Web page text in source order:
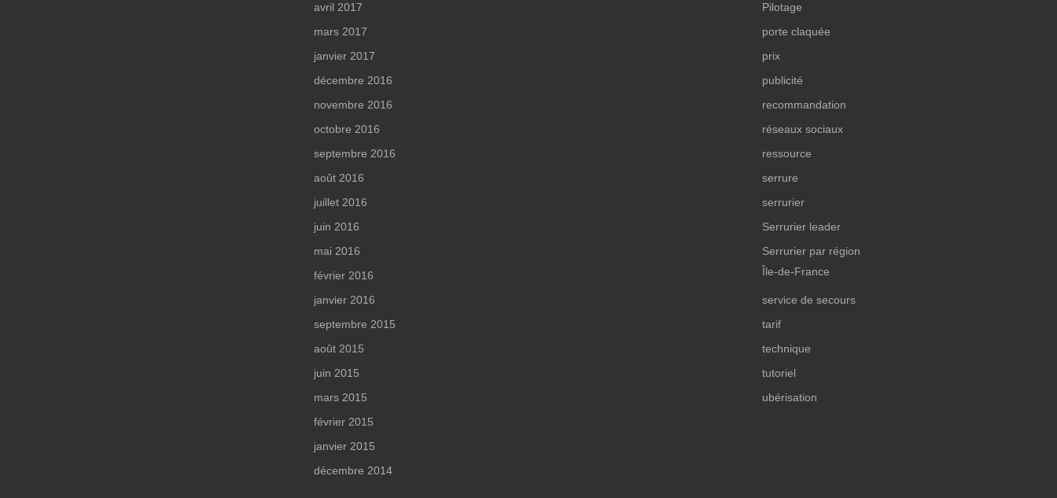
avril 2017
mars 2017
janvier 2017
décembre 2016
novembre 2016
octobre 2016
septembre 2016
août 2016
juillet 2016
juin 2016
mai 2016
février 2016
janvier 2016
septembre 2015
août 2015
juin 2015
mars 2015
février 2015
janvier 2015
décembre 2014
Pilotage
porte claquée
prix
publicité
recommandation
réseaux sociaux
ressource
serrure
serrurier
Serrurier leader
Serrurier par région
Île-de-France
service de secours
tarif
technique
tutoriel
ubérisation